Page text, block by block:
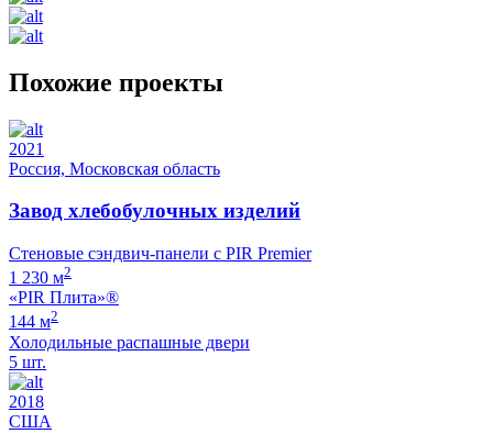
Похожие проекты
2021
Россия, Московская область
Завод хлебобулочных изделий
Стеновые сэндвич-панели с PIR Premier
1 230 м2
«PIR Плита»®
144 м2
Холодильные распашные двери
5 шт.
2018
США